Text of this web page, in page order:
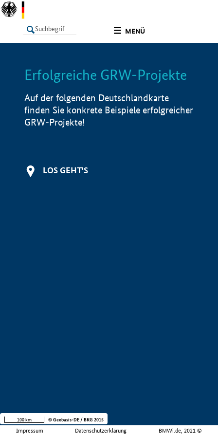
MENÜ
LISTE Info
Erfolgreiche GRW-Projekte
Auf der folgenden Deutschlandkarte
finden Sie konkrete Beispiele erfolgreicher
GRW-Projekte!
LOS GEHT'S
Impressum Datenschutzerklärung BMWi.de, 2021 ©
100 km © Geobasis-DE / BKG 2015